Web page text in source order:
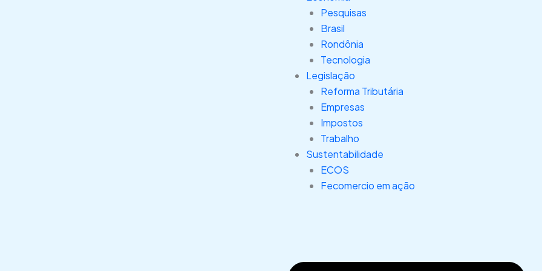
Pesquisas
Brasil
Rondônia
Tecnologia
Legislação
Reforma Tributária
Empresas
Impostos
Trabalho
Sustentabilidade
ECOS
Fecomercio em ação